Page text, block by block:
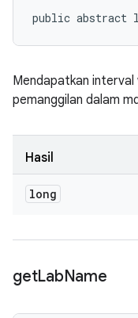
public abstract
Mendapatkan
pemanggilan dalam
Hasil
long
getLabName